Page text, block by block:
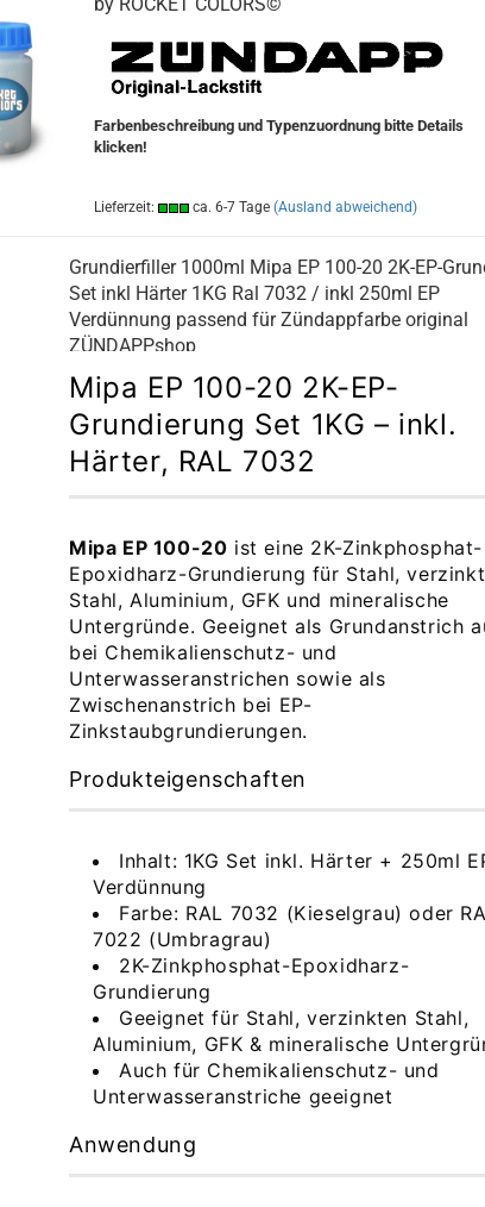
Farbenbeschreibung und Typenzuordnung bitte Details
klicken!
Lieferzeit: ca. 6-7 Tage (Ausland abweichend)
Grundierfiller 1000ml Mipa EP 100-20 2K-EP-
Set inkl Härter 1KG Ral 7032 / inkl 250ml EP
Verdünnung passend für Zündappfarbe original
ZÜNDAPPshop
Mipa EP 100-20 2K-EP-
Grundierung Set 1KG – inkl.
Härter, RAL 7032
Mipa EP 100-20 ist eine 2K-Zinkphosphat-
Epoxidharz-Grundierung für Stahl,
Stahl, Aluminium, GFK und mineralische
Untergründe. Geeignet als Grundanstrich
bei Chemikalienschutz- und
Unterwasseranstrichen sowie als
Zwischenanstrich bei EP-
Zinkstaubgrundierungen.
Produkteigenschaften
Inhalt: 1KG Set inkl. Härter + 250ml
Verdünnung
Farbe: RAL 7032 (Kieselgrau) oder
7022 (Umbragrau)
2K-Zinkphosphat-Epoxidharz-
Grundierung
Geeignet für Stahl, verzinkten Stahl,
Aluminium, GFK & mineralische
Auch für Chemikalienschutz- und
Unterwasseranstriche geeignet
Anwendung